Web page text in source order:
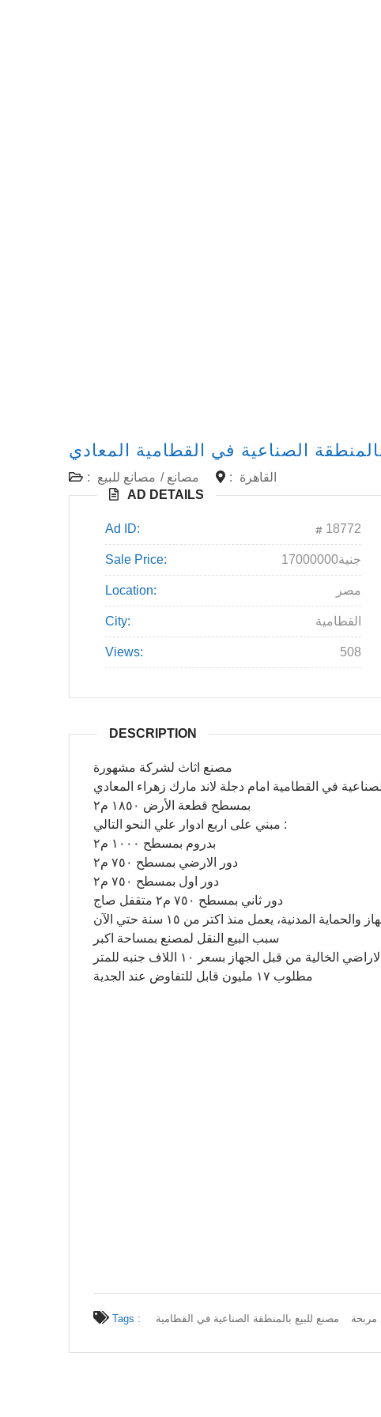
الصناعية في القطامية المعادي
: مصانع / مصانع للبيع :
القاهرة
AD DETAILS
Ad ID: 18772
Sale Price: 17000000جنية
Location: مصر
City: القطامية
Views: 508
DESCRIPTION
مصنع اثاث لشركة مشهورة
في القطامية امام دجلة لاند مارك زهراء المعادي
بمسطح قطعة الأرض ١٨٥٠ م٢
مبني على اربع ادوار علي النحو التالي :
بدروم بمسطح ١٠٠٠ م٢
دور الارضي بمسطح ٧٥٠ م٢
دور اول بمسطح ٧٥٠ م٢
دور ثاني بمسطح ٧٥٠ م٢ متقفل صاج
المدنية، يعمل منذ اكتر من ١٥ سنة حتي الآن
سبب البيع النقل لمصنع بمساحة اكبر
الخالية من قبل الجهاز بسعر ١٠ اللاف جنبه للمتر
مطلوب ١٧ مليون قابل للتفاوض عند الجدية
Tags : مربحة مصنع للبيع بالمنطقة الصناعية في القطامية